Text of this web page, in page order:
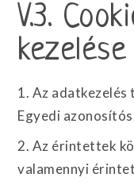
V.3.
kezelése
1. Az adatkezelés
Egyedi
2. Az érintettek
valamennyi